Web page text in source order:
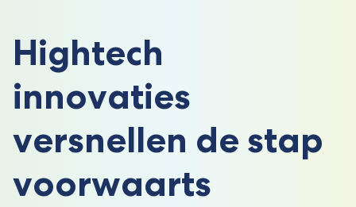
Hightech
innovaties
versnellen de stap
voorwaarts